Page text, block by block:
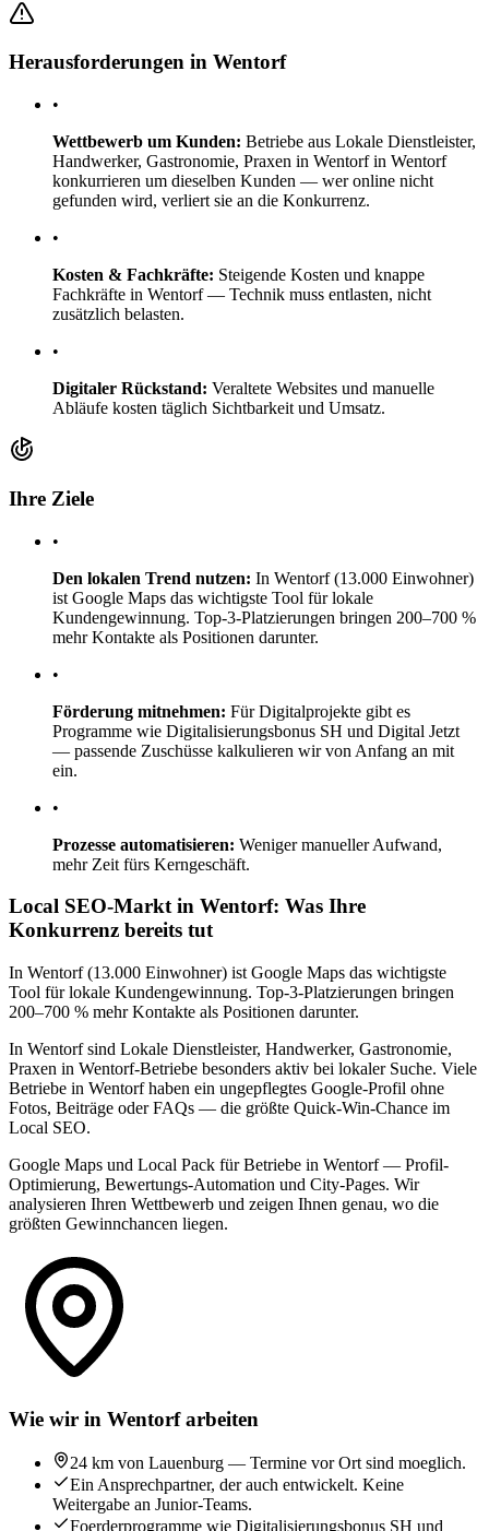
Herausforderungen in Wentorf
•
Wettbewerb um Kunden: Betriebe aus Lokale Dienstleister,
Handwerker, Gastronomie, Praxen in Wentorf in Wentorf
konkurrieren um dieselben Kunden — wer online nicht
gefunden wird, verliert sie an die Konkurrenz.
•
Kosten & Fachkräfte: Steigende Kosten und knappe
Fachkräfte in Wentorf — Technik muss entlasten, nicht
zusätzlich belasten.
•
Digitaler Rückstand: Veraltete Websites und manuelle
Abläufe kosten täglich Sichtbarkeit und Umsatz.
Ihre Ziele
•
Den lokalen Trend nutzen: In Wentorf (13.000 Einwohner)
ist Google Maps das wichtigste Tool für lokale
Kundengewinnung. Top-3-Platzierungen bringen 200–700 %
mehr Kontakte als Positionen darunter.
•
Förderung mitnehmen: Für Digitalprojekte gibt es
Programme wie Digitalisierungsbonus SH und Digital Jetzt
— passende Zuschüsse kalkulieren wir von Anfang an mit
ein.
•
Prozesse automatisieren: Weniger manueller Aufwand,
mehr Zeit fürs Kerngeschäft.
Local SEO-Markt in Wentorf: Was Ihre
Konkurrenz bereits tut
In Wentorf (13.000 Einwohner) ist Google Maps das wichtigste
Tool für lokale Kundengewinnung. Top-3-Platzierungen bringen
200–700 % mehr Kontakte als Positionen darunter.
In Wentorf sind Lokale Dienstleister, Handwerker, Gastronomie,
Praxen in Wentorf-Betriebe besonders aktiv bei lokaler Suche. Viele
Betriebe in Wentorf haben ein ungepflegtes Google-Profil ohne
Fotos, Beiträge oder FAQs — die größte Quick-Win-Chance im
Local SEO.
Google Maps und Local Pack für Betriebe in Wentorf — Profil-
Optimierung, Bewertungs-Automation und City-Pages. Wir
analysieren Ihren Wettbewerb und zeigen Ihnen genau, wo die
größten Gewinnchancen liegen.
Wie wir in Wentorf arbeiten
24 km von Lauenburg — Termine vor Ort sind moeglich.
Ein Ansprechpartner, der auch entwickelt. Keine
Weitergabe an Junior-Teams.
Foerderprogramme wie Digitalisierungsbonus SH und